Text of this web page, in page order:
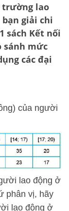
trường lao
giải chi
sách Kết nối
sánh mức
các đại
của người
lao động ở
phân vị, hãy
lao động ở